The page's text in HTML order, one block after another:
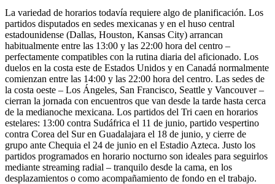
La variedad de horarios todavía requiere algo de planificación. Los
partidos disputados en sedes mexicanas y en el huso central
estadounidense (Dallas, Houston, Kansas City) arrancan
habitualmente entre las 13:00 y las 22:00 hora del centro –
perfectamente compatibles con la rutina diaria del aficionado. Los
duelos en la costa este de Estados Unidos y en Canadá normalmente
comienzan entre las 14:00 y las 22:00 hora del centro. Las sedes de
la costa oeste – Los Ángeles, San Francisco, Seattle y Vancouver –
cierran la jornada con encuentros que van desde la tarde hasta cerca
de la medianoche mexicana. Los partidos del Tri caen en horarios
estelares: 13:00 contra Sudáfrica el 11 de junio, partido vespertino
contra Corea del Sur en Guadalajara el 18 de junio, y cierre de
grupo ante Chequia el 24 de junio en el Estadio Azteca. Justo los
partidos programados en horario nocturno son ideales para seguirlos
mediante streaming radial – tranquilo desde la cama, en los
desplazamientos o como acompañamiento de fondo en el trabajo.